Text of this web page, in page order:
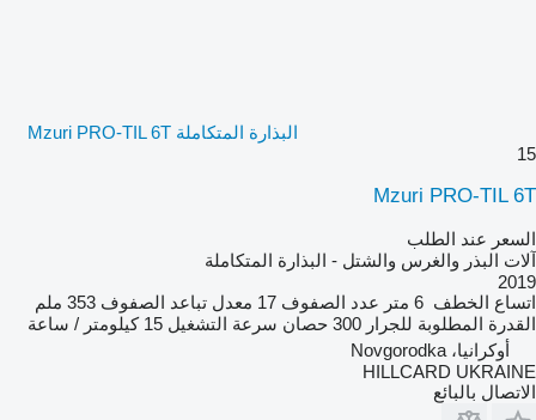
البذارة المتكاملة Mzuri PRO-TIL 6T
15
Mzuri PRO-TIL 6T
السعر عند الطلب
آلات البذر والغرس والشتل - البذارة المتكاملة
2019
اتساع الخطف 6 متر عدد الصفوف 17 معدل تباعد الصفوف 353 ملم
القدرة المطلوبة للجرار 300 حصان سرعة التشغيل 15 كيلومتر / ساعة
أوكرانيا، Novgorodka
HILLCARD UKRAINE
الاتصال بالبائع